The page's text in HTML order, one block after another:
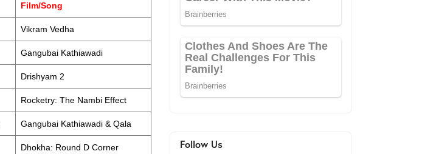
Film/Song
Vikram Vedha
Gangubai Kathiawadi
Drishyam 2
Rocketry: The Nambi Effect
Gangubai Kathiawadi & Qala
Dhokha: Round D Corner Follow Us